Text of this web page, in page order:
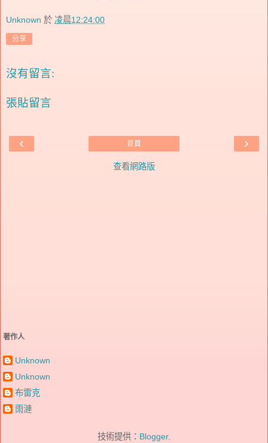
Unknown 於 凌晨12:24:00
分享
沒有留言:
張貼留言
‹ ›
首頁
查看網路版
著作人
Unknown
Unknown
布雷克
雨漣
技術提供： Blogger.